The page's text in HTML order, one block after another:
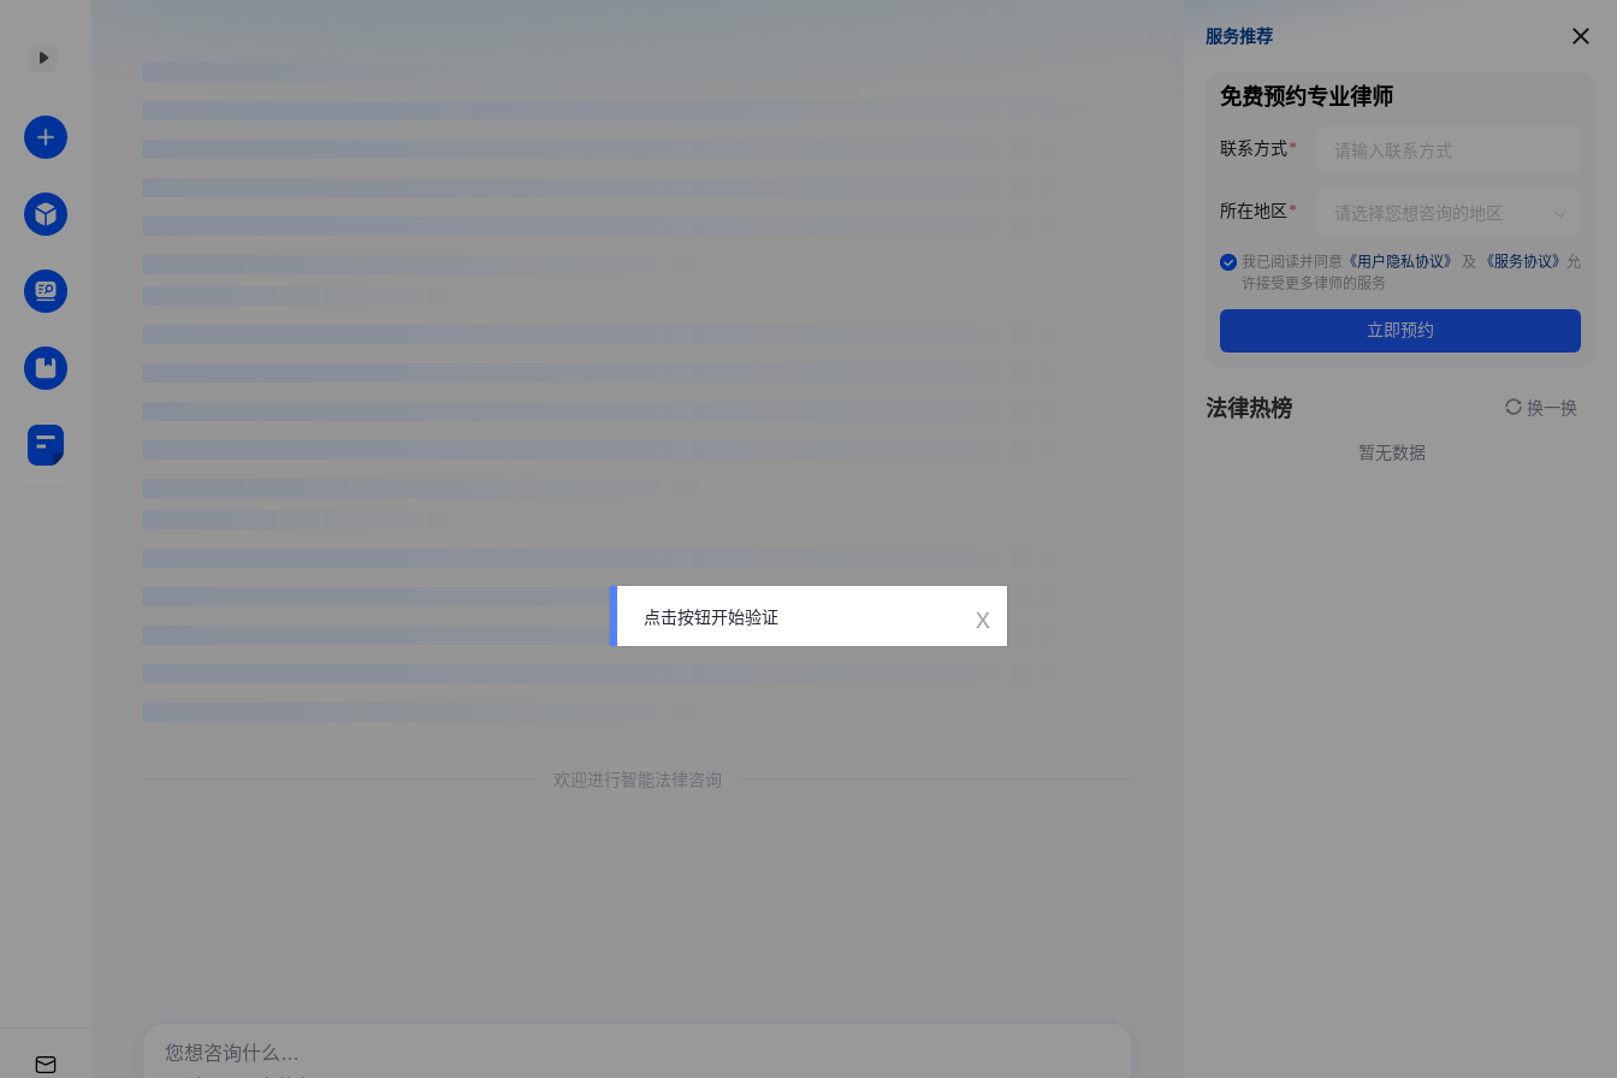
欢迎进行智能法律咨询
服务推荐
服务推荐
免费预约专业律师
联系方式
所在地区
我已阅读并同意 《用户隐私协议》 及 《服务协议》 允
许接受更多律师的服务
立即预约
法律热榜 换一换
暂无数据
点击按钮开始验证 x